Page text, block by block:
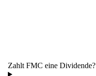
Zahlt FMC eine Dividende?